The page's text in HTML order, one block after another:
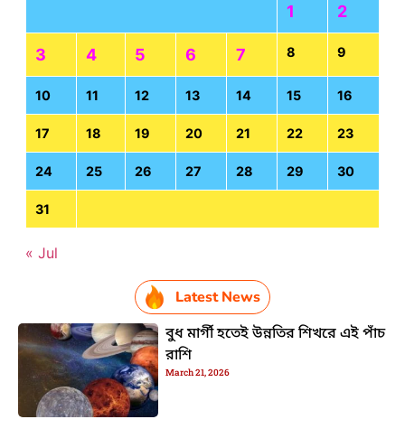
1 2
3 4 5 6 7 8 9
10 11 12 13 14 15 16
17 18 19 20 21 22 23
24 25 26 27 28 29 30
31
« Jul
Latest News
বুধ মার্গী হতেই উন্নতির শিখরে এই পাঁচ
রাশি
March 21, 2026